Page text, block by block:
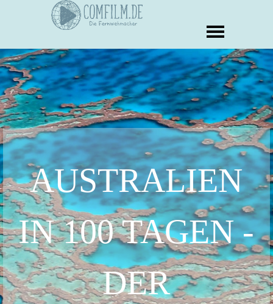
AUSTRALIEN
IN 100 TAGEN -
DER